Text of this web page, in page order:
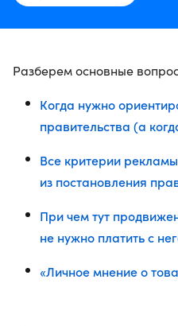
Разберем основные
Когда нужно
правительства (а
Все критерии
из постановления
При чем тут
не нужно платить с
«Личное мнение о